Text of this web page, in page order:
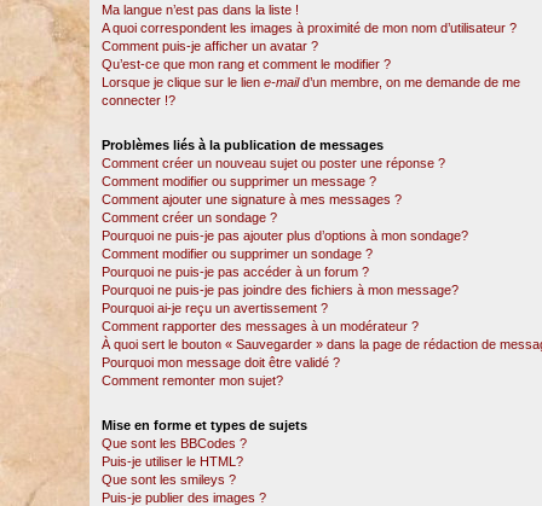
Ma langue n’est pas dans la liste !
A quoi correspondent les images à proximité de mon nom d’utilisateur ?
Comment puis-je afficher un avatar ?
Qu’est-ce que mon rang et comment le modifier ?
Lorsque je clique sur le lien e-maild’un membre, on me demande de me
connecter !?
Problèmes liés à la publication de messages
Comment créer un nouveau sujet ou poster une réponse ?
Comment modifier ou supprimer un message ?
Comment ajouter une signature à mes messages ?
Comment créer un sondage ?
Pourquoi ne puis-je pas ajouter plus d’options à mon sondage?
Comment modifier ou supprimer un sondage ?
Pourquoi ne puis-je pas accéder à un forum ?
Pourquoi ne puis-je pas joindre des fichiers à mon message?
Pourquoi ai-je reçu un avertissement ?
Comment rapporter des messages à un modérateur ?
À quoi sert le bouton « Sauvegarder » dans la page de rédaction de
Pourquoi mon message doit être validé ?
Comment remonter mon sujet?
Mise en forme et types de sujets
Que sont les BBCodes ?
Puis-je utiliser le HTML?
Que sont les smileys ?
Puis-je publier des images ?